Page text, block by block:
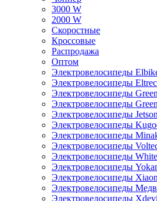
3000 W
2000 W
Скоростные
Кроссовые
Распродажа
Оптом
Электровелосипеды
Электровелосипеды
Электровелосипеды
Электровелосипеды
Электровелосипеды Jetson
Электровелосипеды
Электровелосипеды
Электровелосипеды
Электровелосипеды
Электровелосипеды
Электровелосипеды
Электровелосипеды
Электровелосипеды